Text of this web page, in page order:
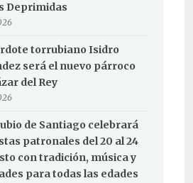
Deprimidas
torrubiano Isidro
será el nuevo párroco
del Rey
de Santiago celebrará
patronales del 20 al 24
con tradición, música y
para todas las edades